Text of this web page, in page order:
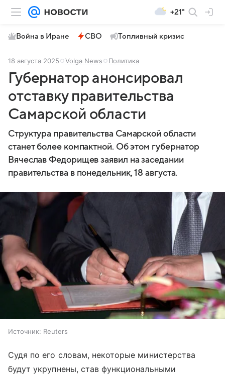
+21°
Война в Иране СВО Топливный кризис
18 августа 2025 Volga News Политика
Губернатор анонсировал
отставку правительства
Самарской области
Структура правительства Самарской области
станет более компактной. Об этом губернатор
Вячеслав Федорищев заявил на заседании
правительства в понедельник, 18 августа.
Источник: Reuters
Судя по его словам, некоторые министерства
будут укрупнены, став функциональными